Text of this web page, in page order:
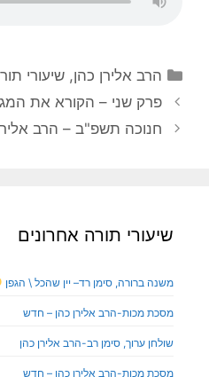
הרב אלירן כהן,שיעורי
פרק שני – הקורא את
חנוכה תשפ"ב – הרב
שיעורי תורה אחרונים
משנה ברורה, סימן רד– יין שהכל \ הגפן
מסכת מכות-הרב אלירן כהן – חדש
שולחן ערוך, סימן רב-הרב אלירן כהן
מסכת מכות-הרב אלירן כהן – חדש